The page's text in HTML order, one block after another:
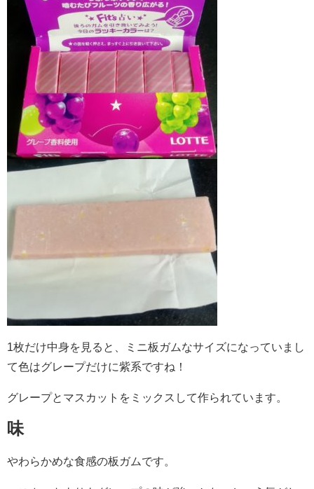
1枚だけ中身を見ると、ミニ板ガムなサイズになっていまし
て色はグレープだけに紫系ですね！
グレープとマスカットをミックスして作られています。
味
やわらかめな食感の板ガムです。